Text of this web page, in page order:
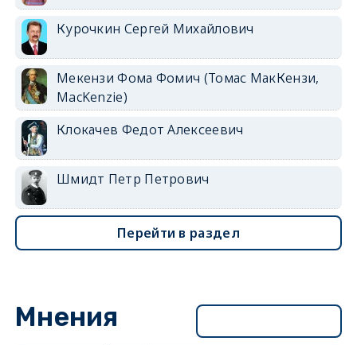
Курочкин Сергей Михайлович
Мекензи Фома Фомич (Томас МакКензи,
MacKenzie)
Клокачев Федот Алексеевич
Шмидт Петр Петрович
Перейти в раздел
Мнения